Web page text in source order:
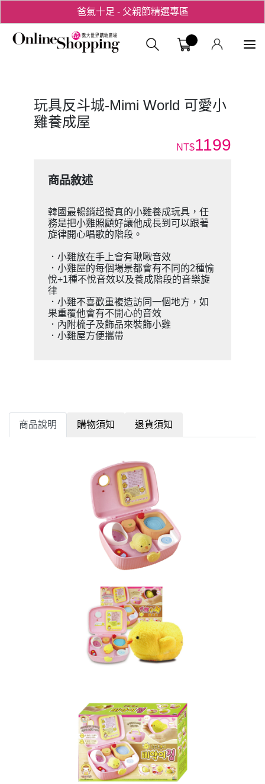
爸氣十足 - 父親節精選專區
用心愛你！七夕星選禮遇！義大購物
玩具反斗城-Mimi World 可愛小
雞養成屋
NT$1199
商品敘述
韓國最暢銷超擬真的小雞養成玩具，任
務是把小雞照顧好讓他成長到可以跟著
旋律開心唱歌的階段。
．小雞放在手上會有啾啾音效
．小雞屋的每個場景都會有不同的2種愉
悅+1種不悅音效以及養成階段的音樂旋
律
．小雞不喜歡重複造訪同一個地方，如
果重覆他會有不開心的音效
．內附梳子及飾品來裝飾小雞
．小雞屋方便攜帶
商品說明 購物須知 退貨須知